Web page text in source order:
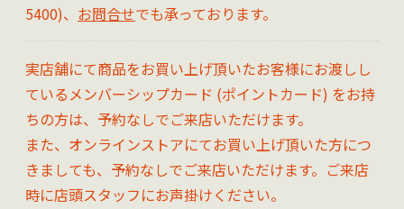
5400)、 お問合せでも承っております。
実店舗にて商品をお買い上げ頂いたお客様にお渡しし
ているメンバーシップカード (ポイントカード) をお持
ちの方は、予約なしでご来店いただけます。
また、オンラインストアにてお買い上げ頂いた方につ
きましても、予約なしでご来店いただけます。ご来店
時に店頭スタッフにお声掛けください。